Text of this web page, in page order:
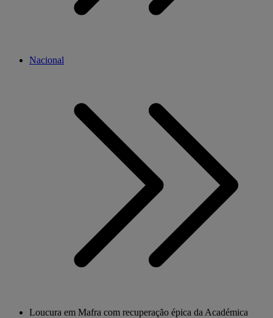
Nacional
Loucura em Mafra com recuperação épica da Académica